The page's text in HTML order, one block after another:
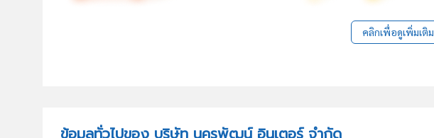
คลิกเพื่อดูเพิ่มเติม
ข้อมูลทั่วไปของ บริษัท นครพัฒน์ อินเตอร์ จำกัด